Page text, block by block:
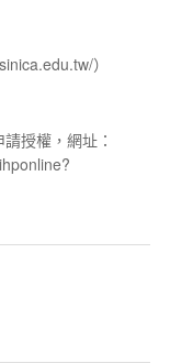
）
授權，網址：